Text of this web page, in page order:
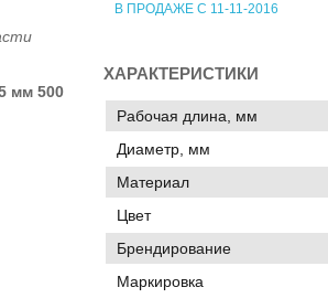
В ПРОДАЖЕ С 11-11-2016
мм 500
ХАРАКТЕРИСТИКИ
Рабочая длина, мм
Диаметр, мм
Материал
Цвет
Брендирование
Маркировка